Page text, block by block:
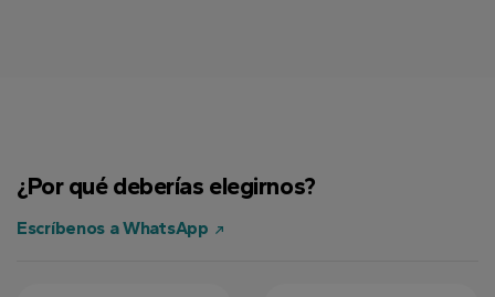
¿Por qué deberías elegirnos?
Escríbenos a WhatsApp